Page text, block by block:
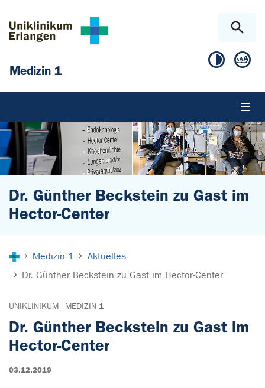
Medizin 1
Dr. Günther Beckstein zu Gast im
Hector-Center
Medizin 1
Aktuelles
Dr. Günther Beckstein zu Gast im Hector-Center
UNIKLINIKUM MEDIZIN 1
Dr. Günther Beckstein zu Gast im
Hector-Center
03.12.2019